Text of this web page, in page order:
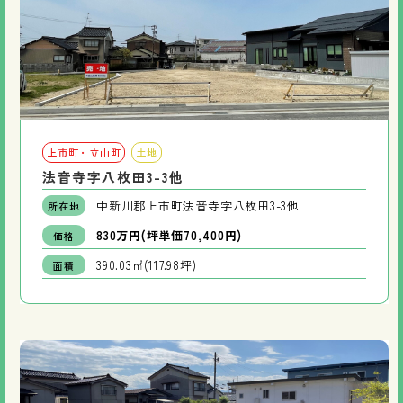
上市町・立山町 土地
法音寺字八枚田3-3他
所在地 中新川郡上市町法音寺字八枚田3-3他
価格 830万円(坪単価70,400円)
面積 390.03㎡(117.98坪)